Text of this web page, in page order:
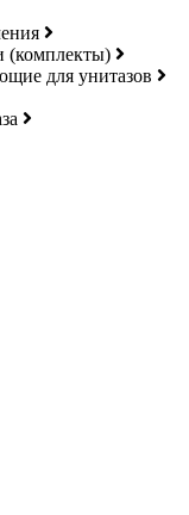
(комплекты)
для унитазов